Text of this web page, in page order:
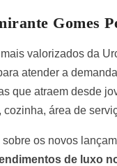
Gomes
valorizados da
atender a
que atraem desde
área de
os novos
de luxo